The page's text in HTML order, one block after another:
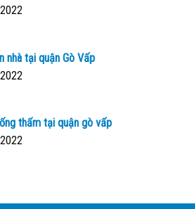
nhà tại quận Gò Vấp
thấm tại quận gò vấp